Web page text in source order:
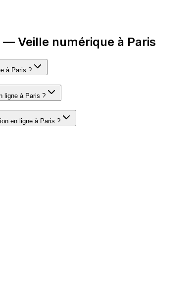
Veille numérique à Paris
à Paris ?
ligne à Paris ?
en ligne à Paris ?